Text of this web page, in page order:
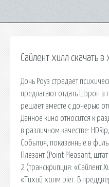
Сайлент хилл скачать
Дочь Роуз страдает
предлагают отдать Шэрон в
решает вместе с дочерью
Данное кино относится к
в различном качестве:
События, показанные в
Плезант (Point Pleasant,
2 (транскрипция: «Сайлент
«Тихий холм pier. В